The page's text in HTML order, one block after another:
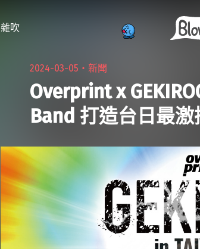
雜吹
2024-03-05・新聞
Overprint x
Band 打造台日最激